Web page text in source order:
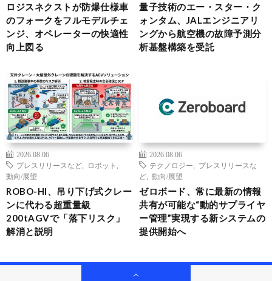
ロジスネクストが防爆仕様車
のフォークをフルモデルチェ
ンジ、オペレーターの快適性
向上図る
量子技術のエー・スター・ク
ォンタム、JALエンジニアリ
ングから航空機の故障予測分
析基盤構築を受託
2026.08.06
プレスリリースなど
ロボット
動向/展望
ROBO-HI、吊り下げ式クレー
ンに代わる超重量級
200tAGVで「落下リスク」
解消と説明
2026.08.06
テクノロジー
プレスリリースな
ど
動向/展望
ゼロボード、常に最新の情報
共有が可能な“動的サプライヤ
ー管理”実現する新システムの
提供開始へ